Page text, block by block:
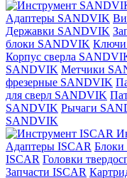
Адаптеры SANDVIK
Державки SANDVIK
блоки SANDVIK
Корпус сверла
SANDVIK Метчики
фрезерные SANDVIK
для сверл SANDVIK
SANDVIK Рычаги
SANDVIK
Адаптеры ISCAR Блоки
ISCAR Головки
Запчасти ISCAR